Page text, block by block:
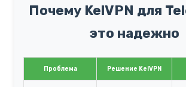
Почему KelVPN для
это надежно
Проблема Решение KelVPN